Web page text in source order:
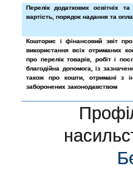
Перелік додаткових освітніх
вартість, порядок надання та
Кошторис і фінансовий звіт
використання всіх отриманих
про перелік товарів, робіт і
благодійна допомога, із
також про кошти, отримані з
заборонених законодавством